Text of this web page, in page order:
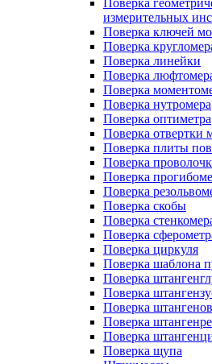
Поверка
измерительных
Поверка ключей
Поверка
Поверка линейки
Поверка
Поверка
Поверка нутромера
Поверка оптиметра
Поверка отвертки
Поверка плиты
Поверка
Поверка
Поверка
Поверка скобы
Поверка
Поверка
Поверка циркуля
Поверка шаблона
Поверка
Поверка
Поверка штангенов
Поверка
Поверка
Поверка щупа